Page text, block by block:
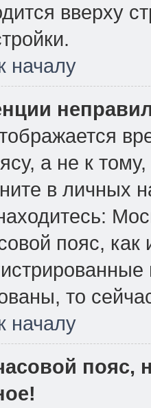
вверху
началу
а не к
в личных
пояс,
то
началу
пояс,